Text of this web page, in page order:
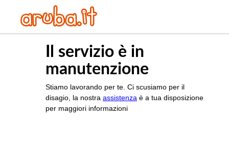
Il servizio è in
manutenzione
Stiamo lavorando per te. Ci scusiamo per il
disagio, la nostra assistenza è a tua disposizione
per maggiori informazioni